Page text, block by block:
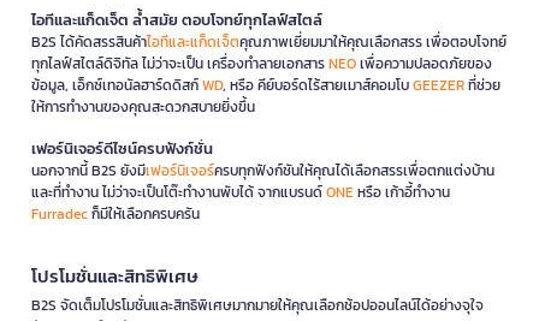
ไอทีและแก็ดเจ็ต ล้ำสมัย ตอบโจทย์ทุกไลฟ์สไตล์
B2S ได้คัดสรรสินค้าไอทีและแก็ดเจ็ตคุณภาพเยี่ยมมาให้คุณเลือกสรร เพื่อตอบโจทย์
ทุกไลฟ์สไตล์ดิจิทัล ไม่ว่าจะเป็น เครื่องทำลายเอกสารNEOเพื่อความปลอดภัยของ
ข้อมูล, เอ็กซ์เทอนัลฮาร์ดดิสก์WD, หรือ คีย์บอร์ดไร้สายเมาส์คอมโบGEEZERที่ช่วย
ให้การทำงานของคุณสะดวกสบายยิ่งขึ้น
เฟอร์นิเจอร์ดีไซน์ครบฟังก์ชั่น
นอกจากนี้ B2S ยังมีเฟอร์นิเจอร์ครบทุกฟังก์ชันให้คุณได้เลือกสรรเพื่อตกแต่งบ้าน
และที่ทำงาน ไม่ว่าจะเป็นโต๊ะทำงานพับได้ จากแบรนด์ONEหรือ เก้าอี้ทำงาน
Furradecก็มีให้เลือกครบครัน
โปรโมชั่นและสิทธิพิเศษ
B2S จัดเต็มโปรโมชั่นและสิทธิพิเศษมากมายให้คุณเลือกช้อปออนไลน์ได้อย่างจุใจ